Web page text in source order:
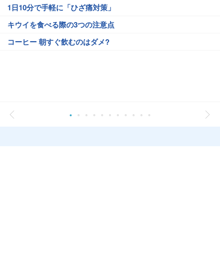
1日10分で手軽に「ひざ痛対策」
キウイを食べる際の3つの注意点
コーヒー 朝すぐ飲むのはダメ?